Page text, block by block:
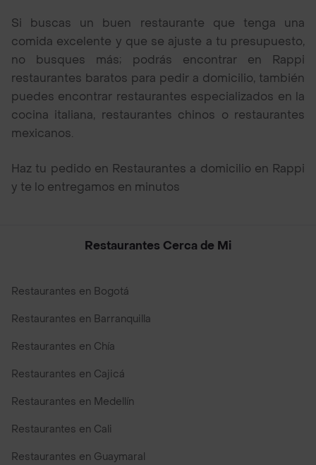
Si buscas un buen restaurante que tenga una
comida excelente y que se ajuste a tu presupuesto,
no busques más; podrás encontrar en Rappi
restaurantes baratos para pedir a domicilio, también
puedes encontrar restaurantes especializados en la
cocina italiana, restaurantes chinos o restaurantes
mexicanos.
Haz tu pedido en Restaurantes a domicilio en Rappi
y te lo entregamos en minutos
Restaurantes Cerca de Mi
Restaurantes en Bogotá
Restaurantes en Barranquilla
Restaurantes en Chía
Restaurantes en Cajicá
Restaurantes en Medellín
Restaurantes en Cali
Restaurantes en Guaymaral